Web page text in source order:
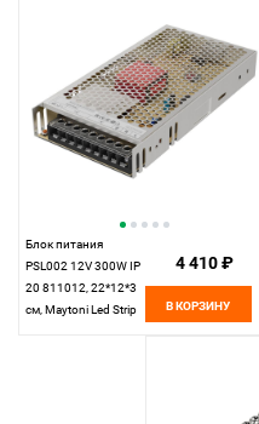
Блок питания
PSL002 12V 300W IP
20 811012, 22*12*3
см, Maytoni Led Strip
4 410 ₽
В КОРЗИНУ